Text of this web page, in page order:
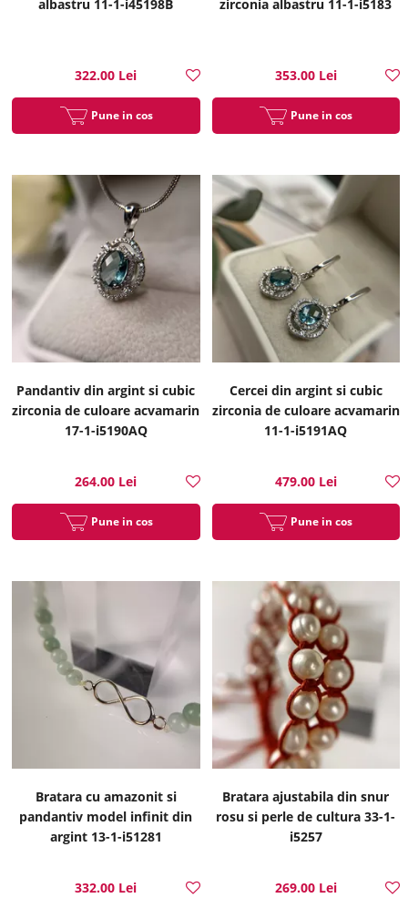
albastru 11-1-i45198B
322.00 Lei
Pune in cos
zirconia albastru 11-1-i5183
353.00 Lei
Pune in cos
Pandantiv din argint si cubic
zirconia de culoare acvamarin
17-1-i5190AQ
264.00 Lei
Pune in cos
Cercei din argint si cubic
zirconia de culoare acvamarin
11-1-i5191AQ
479.00 Lei
Pune in cos
Bratara cu amazonit si
pandantiv model infinit din
argint 13-1-i51281
332.00 Lei
Bratara ajustabila din snur
rosu si perle de cultura 33-1-
i5257
269.00 Lei